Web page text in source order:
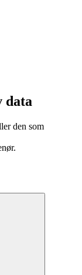
data
den som